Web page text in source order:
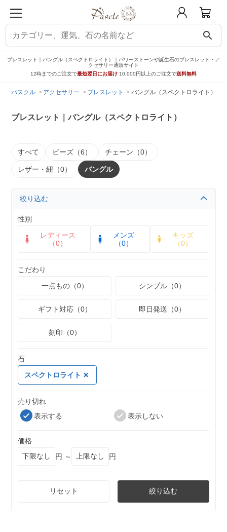
search
ブレスレット｜バングル（スペクトロライト）｜パワーストーンや誕生石のブレスレット・ア
クセサリー通販サイト
12時までのご注文で最短翌日にお届け 10,000円以上のご注文で送料無料
パスクル アクセサリー ブレスレット バングル（スペクトロライト）
ブレスレット｜バングル（スペクトロライト）
すべて ビーズ（6） チェーン（0）
レザー・紐（0） バングル
絞り込む
性別
レディース
（0）
メンズ
（0）
キッズ
（0）
こだわり
一点もの（0）
シンプル（0）
ギフト対応（0） 即日発送（0）
刻印（0）
石
スペクトロライト
売り切れ
表示する
表示しない
価格
円 ～
円
リセット 絞り込む